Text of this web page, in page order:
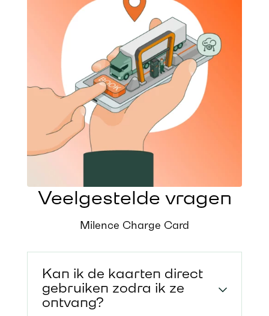
Veelgestelde vragen
Milence Charge Card
Kan ik de kaarten direct
gebruiken zodra ik ze
ontvang?